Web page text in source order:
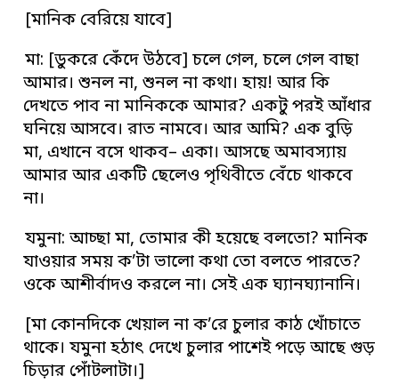
[মানিক বেরিয়ে যাবে]
মা: [ডুকরে কেঁদে উঠবে] চলে গেল, চলে গেল বাছা
আমার। শুনল না, শুনল না কথা। হায়! আর কি
দেখতে পাব না মানিককে আমার? একটু পরই আঁধার
ঘনিয়ে আসবে। রাত নামবে। আর আমি? এক বুড়ি
মা, এখানে বসে থাকব– একা। আসছে অমাবস্যায়
আমার আর একটি ছেলেও পৃথিবীতে বেঁচে থাকবে
না।
যমুনা: আচ্ছা মা, তোমার কী হয়েছে বলতো? মানিক
যাওয়ার সময় ক’টা ভালো কথা তো বলতে পারতে?
ওকে আশীর্বাদও করলে না। সেই এক ঘ্যানঘ্যানানি।
[মা কোনদিকে খেয়াল না ক’রে চুলার কাঠ খোঁচাতে
থাকে। যমুনা হঠাৎ দেখে চুলার পাশেই পড়ে আছে গুড়
চিড়ার পোঁটলাটা।]